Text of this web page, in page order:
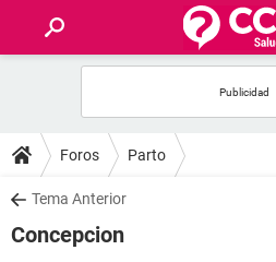
FOROS
SALUD
Foros Parto
Tema Anterior
Concepcion